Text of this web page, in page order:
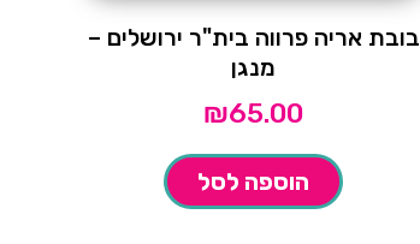
בובת אריה פרווה בית"ר ירושלים –
מנגן
₪65.00
הוספה לסל